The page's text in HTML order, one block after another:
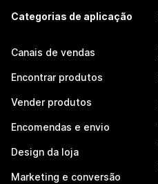
Categorias de aplicação
Canais de vendas
Encontrar produtos
Vender produtos
Encomendas e envio
Design da loja
Marketing e conversão